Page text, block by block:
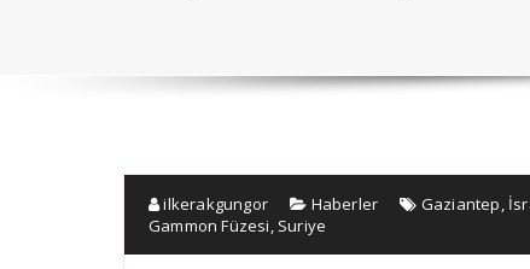
ilkerakgungor Haberler Gaziantep,
Gammon Füzesi, Suriye